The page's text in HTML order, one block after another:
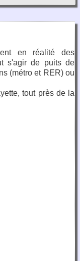
en réalité des
s'agir de puits de
(métro et RER) ou
tout près de la